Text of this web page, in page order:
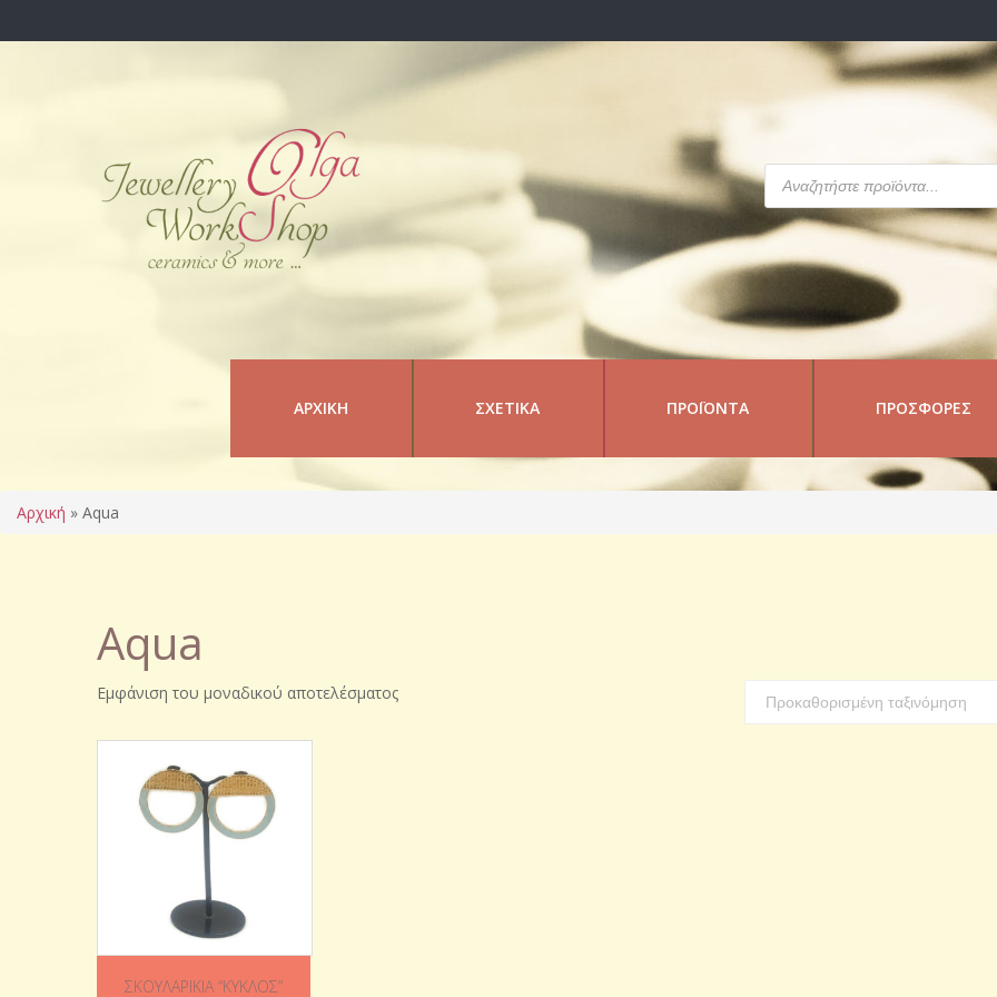
Products
search
ΑΡΧΙΚΉ ΣΧΕΤΙΚΆ ΠΡΟΪΌΝΤΑ ΠΡΟΣΦΟΡΈΣ
Αρχική » Aqua
Aqua
Εμφάνιση του μοναδικού αποτελέσματος
ΣΚΟΥΛΑΡΊΚΙΑ “ΚΎΚΛΟΣ”